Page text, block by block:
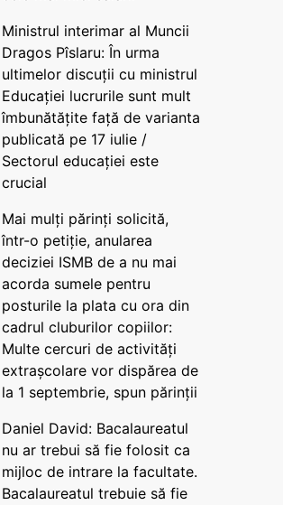
Ministrul interimar al Muncii
Dragos Pîslaru: În urma
ultimelor discuții cu ministrul
Educației lucrurile sunt mult
îmbunătățite față de varianta
publicată pe 17 iulie /
Sectorul educației este
crucial
Mai mulți părinți solicită,
într-o petiție, anularea
deciziei ISMB de a nu mai
acorda sumele pentru
posturile la plata cu ora din
cadrul cluburilor copiilor:
Multe cercuri de activități
extrașcolare vor dispărea de
la 1 septembrie, spun părinții
Daniel David: Bacalaureatul
nu ar trebui să fie folosit ca
mijloc de intrare la facultate.
Bacalaureatul trebuie să fie